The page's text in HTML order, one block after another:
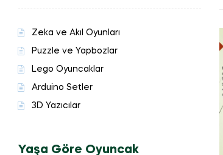
Zeka ve Akıl Oyunları
Puzzle ve Yapbozlar
Lego Oyuncaklar
Arduino Setler
3D Yazıcılar
Yaşa Göre Oyuncak